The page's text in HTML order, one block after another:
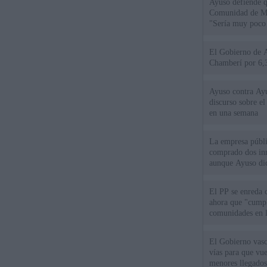
Ayuso defiende
Comunidad de
"Sería muy
El Gobierno de
Chamberí por
Ayuso contra
discurso sobre
en una semana
La empresa
comprado dos
aunque Ayuso
El PP se
ahora que
comunidades en
El Gobierno
vías para que
menores